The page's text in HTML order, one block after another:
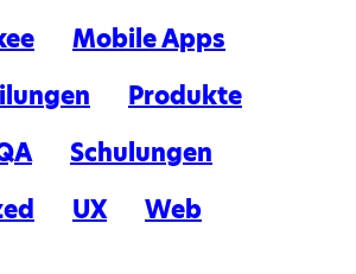
Mobile Apps
Produkte
Schulungen
UX Web